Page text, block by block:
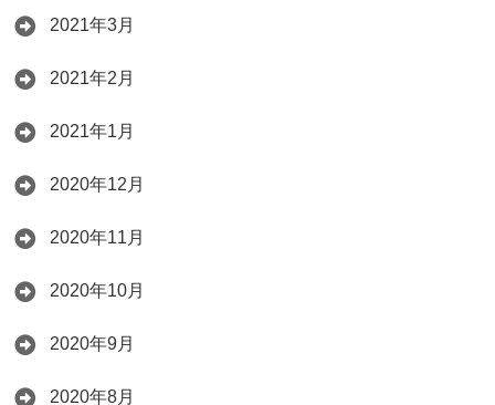
2021年3月
2021年2月
2021年1月
2020年12月
2020年11月
2020年10月
2020年9月
2020年8月